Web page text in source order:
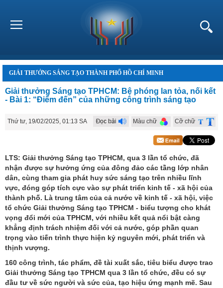
GIẢI THƯỞNG SÁNG TẠO THÀNH PHỐ HỒ CHÍ MINH
Giải thưởng Sáng tạo TPHCM: Bệ phóng lan tỏa, nối kết
- Bài 1: “Điểm đến” của những công trình sáng tạo
Thứ tư, 19/02/2025, 01:13 SA Cỡ chữ
Màu chữ
LTS: Giải thưởng Sáng tạo TPHCM, qua 3 lần tổ chức, đã
nhận được sự hưởng ứng của đông đảo các tầng lớp nhân
dân, cùng tham gia phát huy sức sáng tạo trên nhiều lĩnh
vực, đóng góp tích cực vào sự phát triển kinh tế - xã hội của
thành phố. Là trung tâm của cả nước về kinh tế - xã hội, việc
tổ chức Giải thưởng Sáng tạo TPHCM - biểu tượng cho khát
vọng đổi mới của TPHCM, với nhiều kết quả nổi bật càng
khẳng định trách nhiệm đối với cả nước, góp phần quan
trọng vào tiến trình thực hiện kỷ nguyên mới, phát triển và
thịnh vượng.
160 công trình, tác phẩm, đề tài xuất sắc, tiêu biểu được trao
Giải thưởng Sáng tạo TPHCM qua 3 lần tổ chức, đều có sự
đầu tư về sức người và sức của, tạo hiệu ứng mạnh mẽ. Sau